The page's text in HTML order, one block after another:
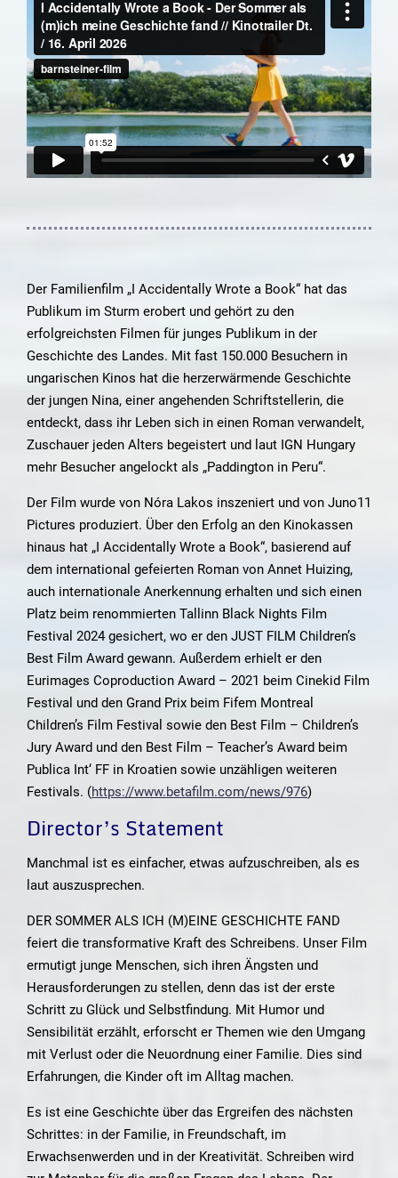
Der Familienfilm „I Accidentally Wrote a Book“ hat das
Publikum im Sturm erobert und gehört zu den
erfolgreichsten Filmen für junges Publikum in der
Geschichte des Landes. Mit fast 150.000 Besuchern in
ungarischen Kinos hat die herzerwärmende Geschichte
der jungen Nina, einer angehenden Schriftstellerin, die
entdeckt, dass ihr Leben sich in einen Roman verwandelt,
Zuschauer jeden Alters begeistert und laut IGN Hungary
mehr Besucher angelockt als „Paddington in Peru“.
Der Film wurde von Nóra Lakos inszeniert und von Juno11
Pictures produziert. Über den Erfolg an den Kinokassen
hinaus hat „I Accidentally Wrote a Book“, basierend auf
dem international gefeierten Roman von Annet Huizing,
auch internationale Anerkennung erhalten und sich einen
Platz beim renommierten Tallinn Black Nights Film
Festival 2024 gesichert, wo er den JUST FILM Children’s
Best Film Award gewann. Außerdem erhielt er den
Eurimages Coproduction Award – 2021 beim Cinekid Film
Festival und den Grand Prix beim Fifem Montreal
Children’s Film Festival sowie den Best Film – Children’s
Jury Award und den Best Film – Teacher’s Award beim
Publica Int‘ FF in Kroatien sowie unzähligen weiteren
Festivals. (https://www.betafilm.com/news/976)
Director’s Statement
Manchmal ist es einfacher, etwas aufzuschreiben, als es
laut auszusprechen.
DER SOMMER ALS ICH (M)EINE GESCHICHTE FAND
feiert die transformative Kraft des Schreibens. Unser Film
ermutigt junge Menschen, sich ihren Ängsten und
Herausforderungen zu stellen, denn das ist der erste
Schritt zu Glück und Selbstfindung. Mit Humor und
Sensibilität erzählt, erforscht er Themen wie den Umgang
mit Verlust oder die Neuordnung einer Familie. Dies sind
Erfahrungen, die Kinder oft im Alltag machen.
Es ist eine Geschichte über das Ergreifen des nächsten
Schrittes: in der Familie, in Freundschaft, im
Erwachsenwerden und in der Kreativität. Schreiben wird